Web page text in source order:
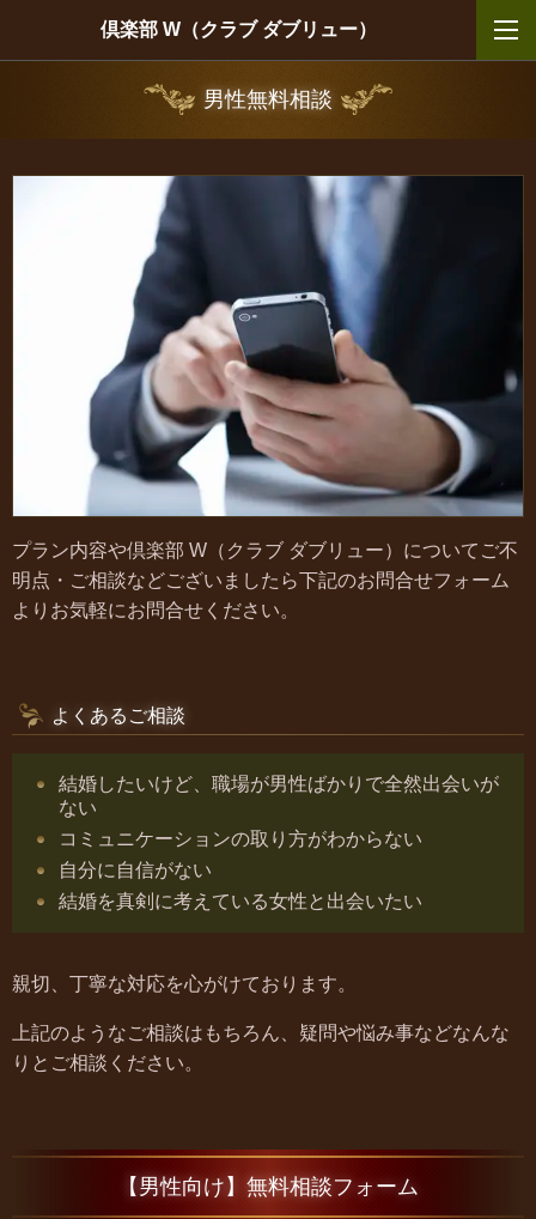
倶楽部 W（クラブ ダブリュー）
男性無料相談
プラン内容や倶楽部 W（クラブ ダブリュー）についてご不
明点・ご相談などございましたら下記のお問合せフォーム
よりお気軽にお問合せください。
よくあるご相談
結婚したいけど、職場が男性ばかりで全然出会いが
ない
コミュニケーションの取り方がわからない
自分に自信がない
結婚を真剣に考えている女性と出会いたい
親切、丁寧な対応を心がけております。
上記のようなご相談はもちろん、疑問や悩み事などなんな
りとご相談ください。
【男性向け】無料相談フォーム